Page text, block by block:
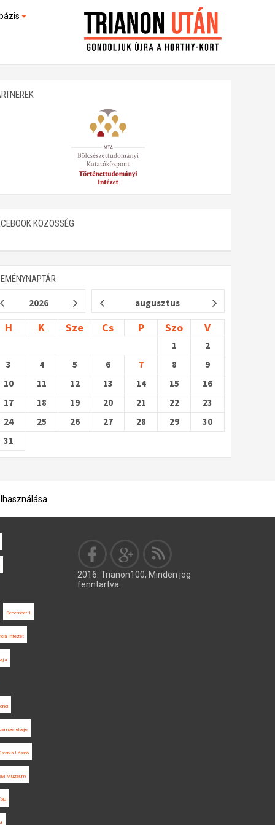
(feltöltés alatt)
KÖZÖSSÉG
2026 augusztus
H K Sze Cs P Szo V
1
2
3
4 5 6 7 8
9
10
11 12 13 14 15
16
17
18 19 20 21 22
23
24
25 26 27 28 29
30
31
December 1
Intézet
elseje
László
Múzeum
2016. Trianon100, Minden jog
fenntartva